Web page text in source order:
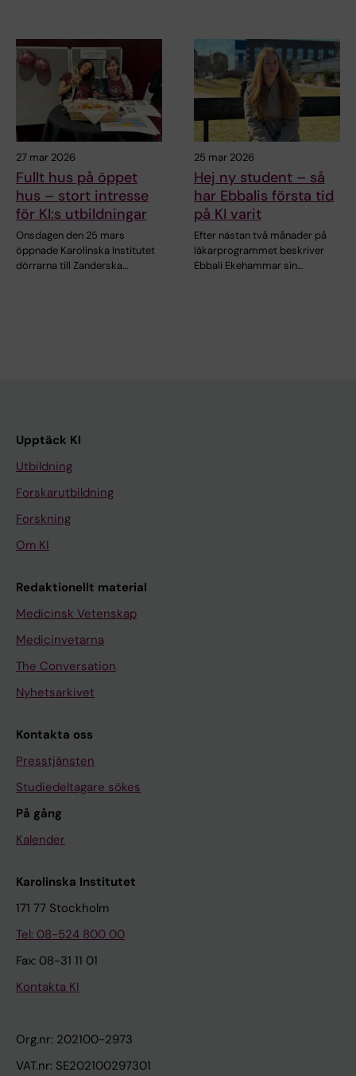
27 mar 2026
Fullt hus på öppet
hus – stort intresse
för KI:s utbildningar
Onsdagen den 25 mars
öppnade Karolinska Institutet
dörrarna till Zanderska…
25 mar 2026
Hej ny student – så
har Ebbalis första tid
på KI varit
Efter nästan två månader på
läkarprogrammet beskriver
Ebbali Ekehammar sin…
Upptäck KI
Utbildning
Forskarutbildning
Forskning
Om KI
Redaktionellt material
Medicinsk Vetenskap
Medicinvetarna
The Conversation
Nyhetsarkivet
Kontakta oss
Presstjänsten
Studiedeltagare sökes
På gång
Kalender
Karolinska Institutet
171 77 Stockholm
Tel: 08-524 800 00
Fax: 08-31 11 01
Kontakta KI
Org.nr: 202100-2973
VAT.nr: SE202100297301